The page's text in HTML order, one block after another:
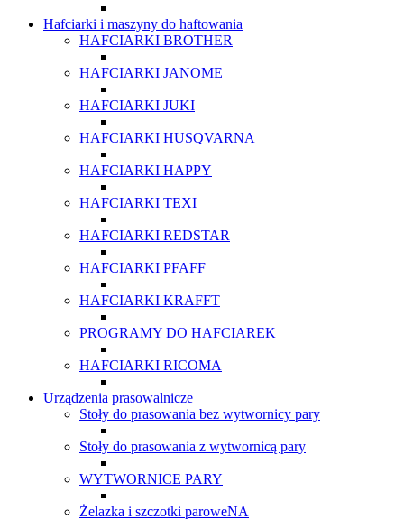
Hafciarki i maszyny do haftowania
HAFCIARKI BROTHER
HAFCIARKI JANOME
HAFCIARKI JUKI
HAFCIARKI HUSQVARNA
HAFCIARKI HAPPY
HAFCIARKI TEXI
HAFCIARKI REDSTAR
HAFCIARKI PFAFF
HAFCIARKI KRAFFT
PROGRAMY DO HAFCIAREK
HAFCIARKI RICOMA
Urządzenia prasowalnicze
Stoły do prasowania bez wytwornicy pary
Stoły do prasowania z wytwornicą pary
WYTWORNICE PARY
Żelazka i szczotki paroweNA